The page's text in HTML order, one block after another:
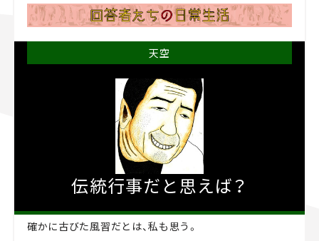
天空
伝統行事だと思えば？
確かに古びた風習だとは、私も思う。